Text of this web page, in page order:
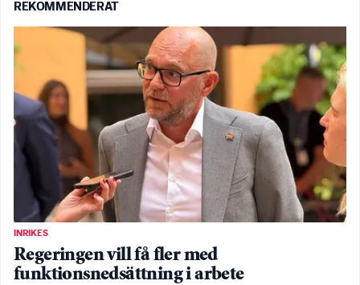
REKOMMENDERAT
INRIKES
Regeringen vill få fler med
funktionsnedsättning i arbete